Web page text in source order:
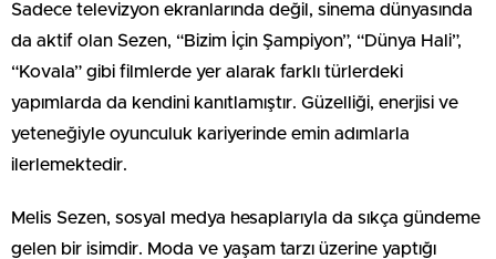
Sadece televizyon ekranlarında değil, sinema dünyasında
da aktif olan Sezen, “Bizim İçin Şampiyon”, “Dünya Hali”,
“Kovala” gibi filmlerde yer alarak farklı türlerdeki
yapımlarda da kendini kanıtlamıştır. Güzelliği, enerjisi ve
yeteneğiyle oyunculuk kariyerinde emin adımlarla
ilerlemektedir.
Melis Sezen, sosyal medya hesaplarıyla da sıkça gündeme
gelen bir isimdir. Moda ve yaşam tarzı üzerine yaptığı